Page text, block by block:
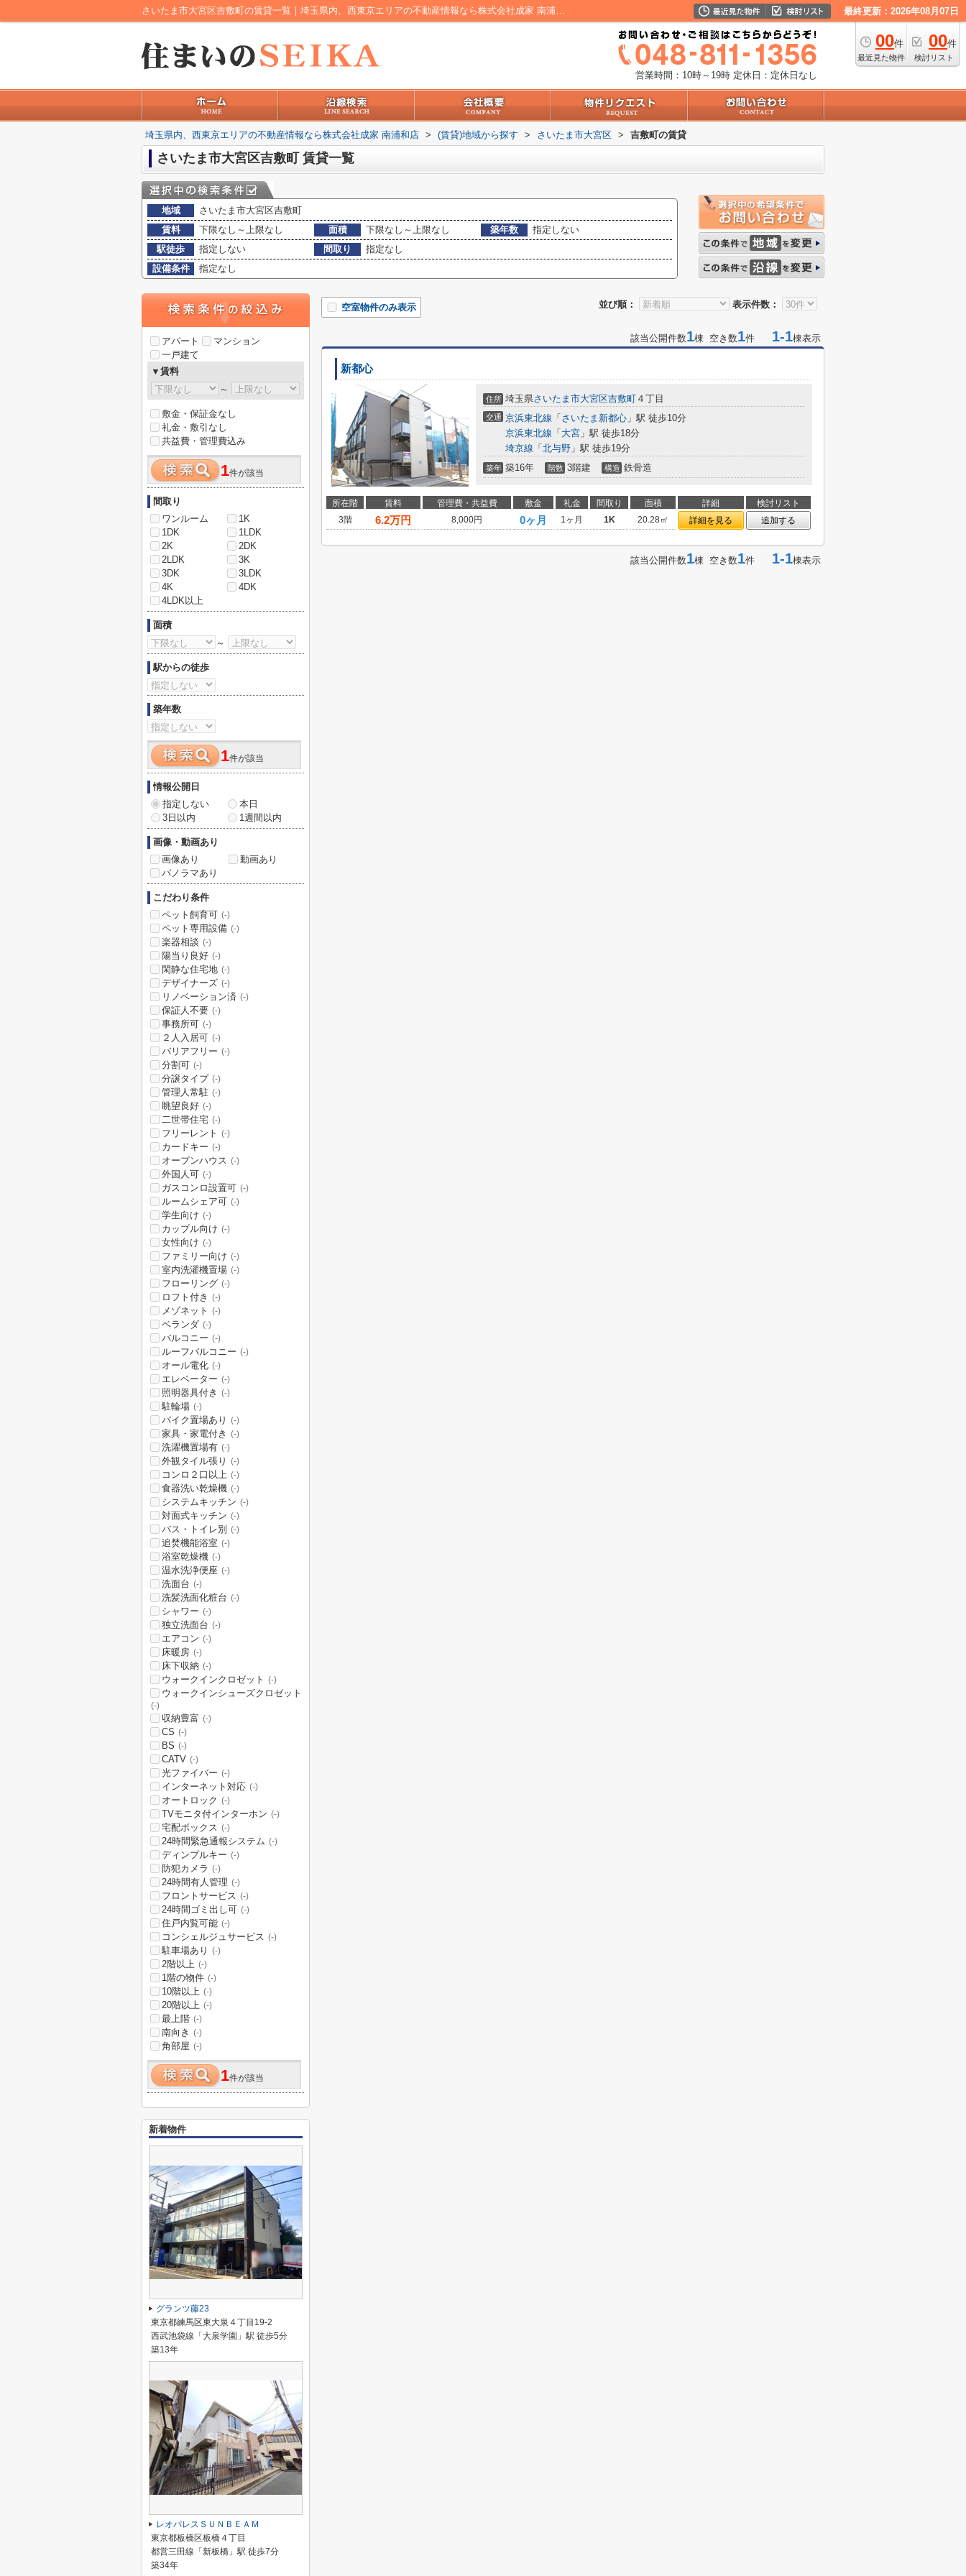
さいたま市大宮区吉敷町の賃貸一覧｜埼玉県内、西東京エリアの不動産情報なら株式会社成家 南浦和店 最終更新：2026年08月07日
00件
最近見た物件
00件
検討リスト
営業時間：10時～19時 定休日：定休日なし
埼玉県内、西東京エリアの不動産情報なら株式会社成家 南浦和店 > (賃貸)地域から探す > さいたま市大宮区 > 吉敷町の賃貸
さいたま市大宮区吉敷町 賃貸一覧
地域
さいたま市大宮区吉敷町
賃料
下限なし～上限なし 面積 下限なし～上限なし 築年数
指定しない
駅徒歩
指定しない 間取り
指定なし
設備条件
指定なし
並び順： 表示件数：
空室物件のみ表示
該当公開件数1棟 空き数1件 1-1棟表示
新都心
住所 埼玉県さいたま市大宮区吉敷町 ４丁目
交通 京浜東北線 「 さいたま新都心 」駅 徒歩10分
京浜東北線 「 大宮 」駅 徒歩18分
埼京線 「 北与野 」駅 徒歩19分
築年 築16年 階数 3階建 構造 鉄骨造
所在階 賃料 管理費・共益費 敷金 礼金 間取り 面積 詳細
検討リスト
3階
6.2万円 8,000円 0ヶ月 1ヶ月 1K 20.28㎡ 詳細を見る 追加する
該当公開件数1棟 空き数1件 1-1棟表示
アパート
マンション
一戸建て
▼賃料
～
敷金・保証金なし
礼金・敷引なし
共益費・管理費込み
1件が該当
間取り
ワンルーム
1K
1DK
1LDK
2K
2DK
2LDK
3K
3DK
3LDK
4K
4DK
4LDK以上
面積
～
駅からの徒歩
築年数
1件が該当
情報公開日
指定しない
本日
3日以内
1週間以内
画像・動画あり
画像あり
動画あり
パノラマあり
こだわり条件
ペット飼育可 (-)
ペット専用設備 (-)
楽器相談 (-)
陽当り良好 (-)
閑静な住宅地 (-)
デザイナーズ (-)
リノベーション済 (-)
保証人不要 (-)
事務所可 (-)
２人入居可 (-)
バリアフリー (-)
分割可 (-)
分譲タイプ (-)
管理人常駐 (-)
眺望良好 (-)
二世帯住宅 (-)
フリーレント (-)
カードキー (-)
オープンハウス (-)
外国人可 (-)
ガスコンロ設置可 (-)
ルームシェア可 (-)
学生向け (-)
カップル向け (-)
女性向け (-)
ファミリー向け (-)
室内洗濯機置場 (-)
フローリング (-)
ロフト付き (-)
メゾネット (-)
ベランダ (-)
バルコニー (-)
ルーフバルコニー (-)
オール電化 (-)
エレベーター (-)
照明器具付き (-)
駐輪場 (-)
バイク置場あり (-)
家具・家電付き (-)
洗濯機置場有 (-)
外観タイル張り (-)
コンロ２口以上 (-)
食器洗い乾燥機 (-)
システムキッチン (-)
対面式キッチン (-)
バス・トイレ別 (-)
追焚機能浴室 (-)
浴室乾燥機 (-)
温水洗浄便座 (-)
洗面台 (-)
洗髪洗面化粧台 (-)
シャワー (-)
独立洗面台 (-)
エアコン (-)
床暖房 (-)
床下収納 (-)
ウォークインクロゼット (-)
ウォークインシューズクロゼット
(-)
収納豊富 (-)
CS (-)
BS (-)
CATV (-)
光ファイバー (-)
インターネット対応 (-)
オートロック (-)
TVモニタ付インターホン (-)
宅配ボックス (-)
24時間緊急通報システム (-)
ディンプルキー (-)
防犯カメラ (-)
24時間有人管理 (-)
フロントサービス (-)
24時間ゴミ出し可 (-)
住戸内覧可能 (-)
コンシェルジュサービス (-)
駐車場あり (-)
2階以上 (-)
1階の物件 (-)
10階以上 (-)
20階以上 (-)
最上階 (-)
南向き (-)
角部屋 (-)
1件が該当
新着物件
グランツ藤23
東京都練馬区東大泉４丁目19-2
西武池袋線「大泉学園」駅 徒歩5分
築13年
レオパレスＳＵＮＢＥＡＭ
東京都板橋区板橋４丁目
都営三田線「新板橋」駅 徒歩7分
築34年